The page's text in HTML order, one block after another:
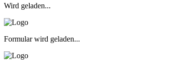
Wird geladen...
Formular wird geladen...